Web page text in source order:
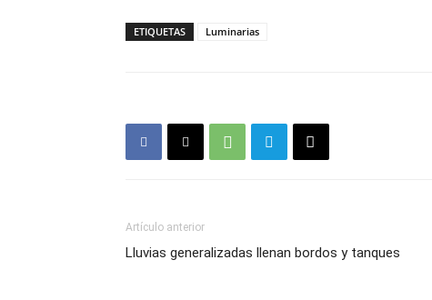
ETIQUETAS Luminarias
Artículo anterior
Lluvias generalizadas llenan bordos y tanques